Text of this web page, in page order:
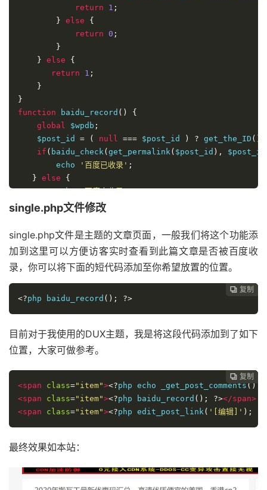
return
1 ;
} else
{
return 0 ;
}
} else
{
return
1 ;
}
}
function baidu_record ()
{
global
$wpdb ;
    $post_id
= ( null === $post_id ) ? get_the_ID ()
if ( baidu_check (get_permalink ( $post_id ),
        echo
'百度已收录' ;
} else
{
        echo
'百度未收录';
}
single.php文件修改
single.php文件是主题的文章页面，一般我们将这个功能添
加到这里可以方便访客实时查看到此篇文章是否被百度收
录，你可以将下面的短代码添加至你希望放置的位置。
 复制
 复制
 复制
 复制
<?php baidu_record (); ?>
目前对于我使用的DUX主题，我是将这段代码添加到了如下
位置，大家可做参考。
 复制
 复制
 复制
<span
class="item"><?php echo _get_post_comments ()
<span
class="item"><?php baidu_record (); ?></span>
<span
class="item"><?php edit_post_link ( '[编辑]' );
最终效果如本站：